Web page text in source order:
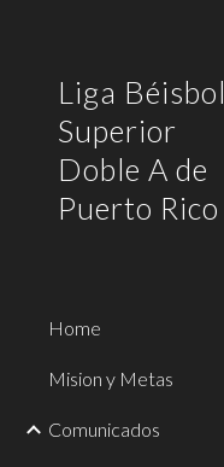
Liga Béisbol
Superior
Doble A de
Puerto Rico
Home
Mision y Metas
Comunicados